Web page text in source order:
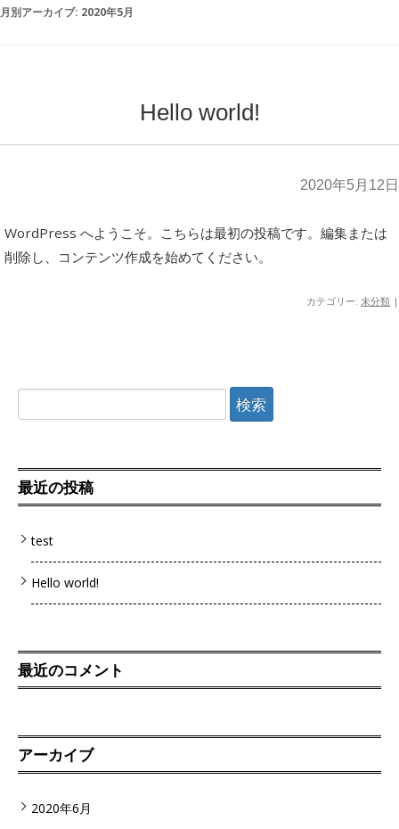
月別アーカイブ: 2020年5月
Hello world!
2020年5月12日
WordPress へようこそ。こちらは最初の投稿です。編集または
削除し、コンテンツ作成を始めてください。
カテゴリー: 未分類 |
最近の投稿
test
Hello world!
最近のコメント
アーカイブ
2020年6月